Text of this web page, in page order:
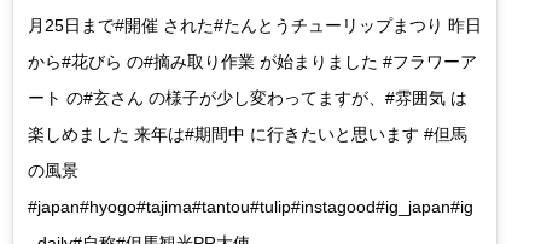
月25日まで#開催 された#たんとうチューリップまつり 昨日
から#花びら の#摘み取り作業 が始まりました #フラワーア
ート の#玄さん の様子が少し変わってますが、#雰囲気 は
楽しめました 来年は#期間中 に行きたいと思います #但馬
の風景
#japan#hyogo#tajima#tantou#tulip#instagood#ig_japan#ig